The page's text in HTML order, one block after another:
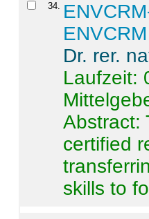
34.
ENVCRM
Dr. rer.
Laufzeit:
Abstract:
certified
skills to